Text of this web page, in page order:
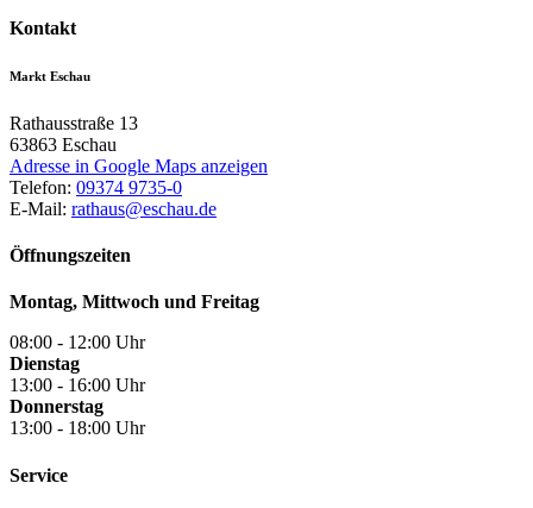
Kontakt
Markt Eschau
Rathausstraße 13
63863 Eschau
Adresse in Google Maps anzeigen
Telefon: 09374 9735-0
E-Mail: rathaus@eschau.de
Öffnungszeiten
Montag, Mittwoch und Freitag
08:00 - 12:00 Uhr
Dienstag
13:00 - 16:00 Uhr
Donnerstag
13:00 - 18:00 Uhr
Service